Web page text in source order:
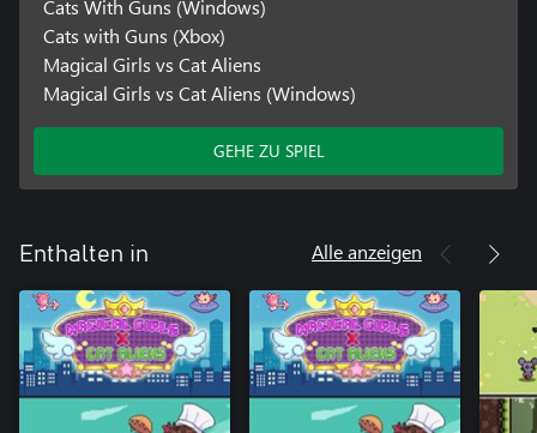
Cats With Guns (Windows)
Cats with Guns (Xbox)
Magical Girls vs Cat Aliens
Magical Girls vs Cat Aliens (Windows)
GEHE ZU SPIEL
Enthalten in Alle anzeigen